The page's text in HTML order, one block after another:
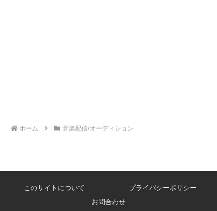
ホーム 音楽配信/オーディション
このサイトについて
プライバシーポリシー
お問合わせ